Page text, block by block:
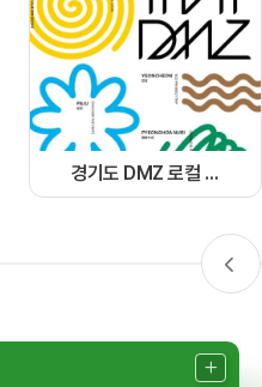
경기도 DMZ 로컬 가이드북